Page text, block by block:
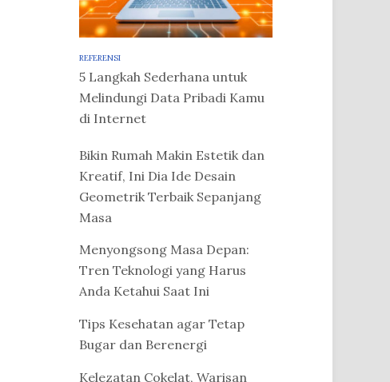
REFERENSI
5 Langkah Sederhana untuk
Melindungi Data Pribadi Kamu
di Internet
Bikin Rumah Makin Estetik dan
Kreatif, Ini Dia Ide Desain
Geometrik Terbaik Sepanjang
Masa
Menyongsong Masa Depan:
Tren Teknologi yang Harus
Anda Ketahui Saat Ini
Tips Kesehatan agar Tetap
Bugar dan Berenergi
Kelezatan Cokelat, Warisan